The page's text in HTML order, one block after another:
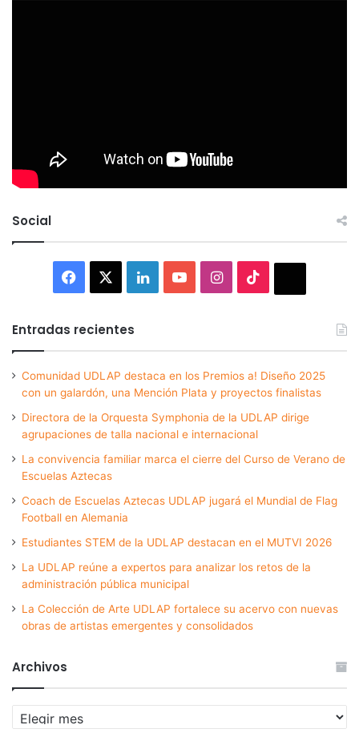
Social
Facebook LinkedInYouTubeInstagram
Entradas recientes
Comunidad UDLAP destaca en los Premios a! Diseño 2025
con un galardón, una Mención Plata y proyectos finalistas
Directora de la Orquesta Symphonia de la UDLAP dirige
agrupaciones de talla nacional e internacional
La convivencia familiar marca el cierre del Curso de Verano de
Escuelas Aztecas
Coach de Escuelas Aztecas UDLAP jugará el Mundial de Flag
Football en Alemania
Estudiantes STEM de la UDLAP destacan en el MUTVI 2026
La UDLAP reúne a expertos para analizar los retos de la
administración pública municipal
La Colección de Arte UDLAP fortalece su acervo con nuevas
obras de artistas emergentes y consolidados
Archivos
Archivos